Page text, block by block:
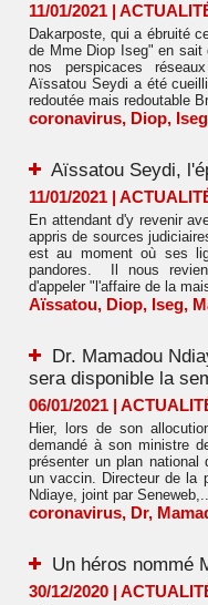
11/01/2021 |
Dakarposte, qui a ébruité
de Mme Diop Iseg" en sait
nos perspicaces
Aïssatou Seydi a été
redoutée mais redoutable
coronavirus, Diop, Iseg
Aïssatou Seydi,
11/01/2021 |
En attendant d'y revenir
appris de sources
est au moment où ses
pandores. Il nous
d'appeler "l'affaire de la
Aïssatou, Diop, Iseg,
Dr. Mamadou
sera disponible la
06/01/2021 |
Hier, lors de son
demandé à son ministre
présenter un plan
un vaccin. Directeur de la
Ndiaye, joint par
coronavirus, Dr,
Un héros nommé
30/12/2020 |